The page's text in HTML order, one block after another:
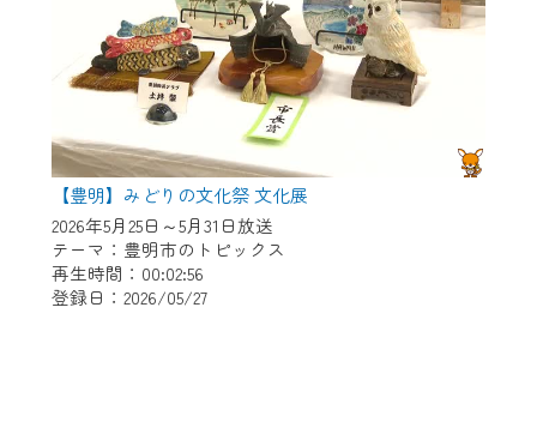
【豊明】みどりの文化祭 文化展
2026年5月25日～5月31日放送
テーマ：豊明市のトピックス
再生時間：00:02:56
登録日：2026/05/27